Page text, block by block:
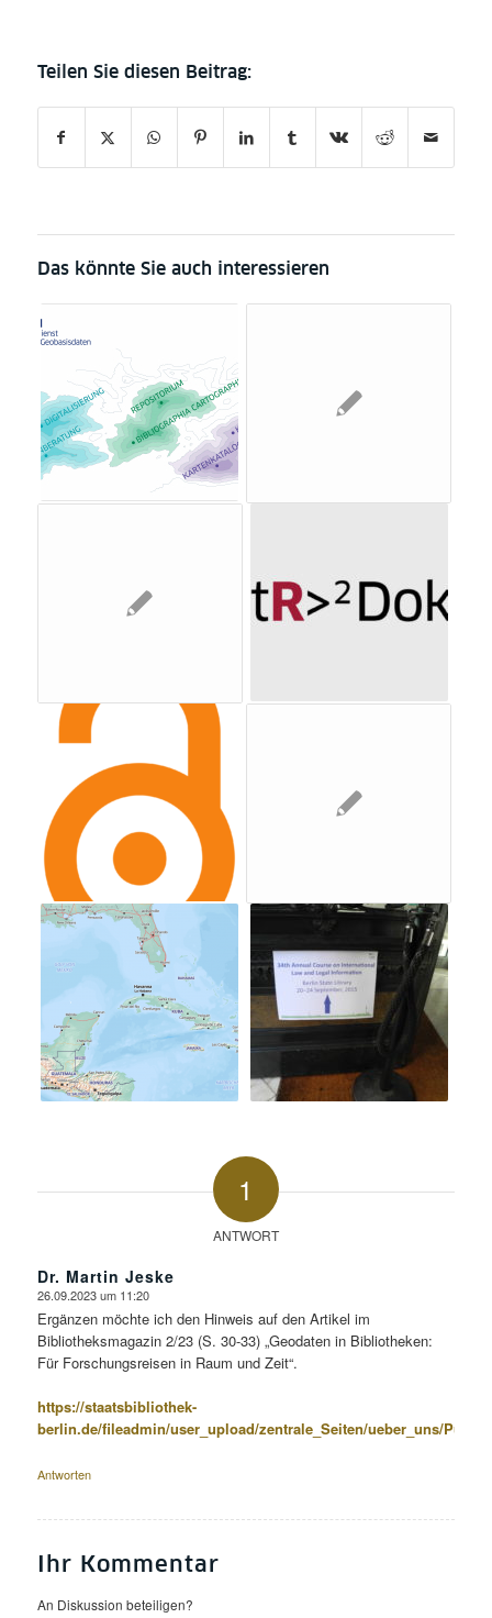
Das könnte Sie auch interessieren
1
ANTWORT
Dr. Martin Jeske
sagte:
26.09.2023 um 11:20
Ergänzen möchte ich den Hinweis auf den Artikel im
Bibliotheksmagazin 2/23 (S. 30-33) „Geodaten in Bibliotheken:
Für Forschungsreisen in Raum und Zeit“.
https://staatsbibliothek-
berlin.de/fileadmin/user_upload/zentrale_Seiten/ueber_uns/
Antworten
Ihr Kommentar
An Diskussion beteiligen?